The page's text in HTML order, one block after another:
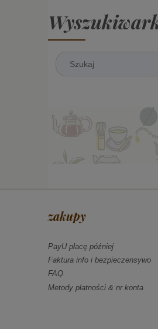
zakupy
PayU płacę później
Faktura info i bezpieczensywo
FAQ
Metody płatności & nr konta